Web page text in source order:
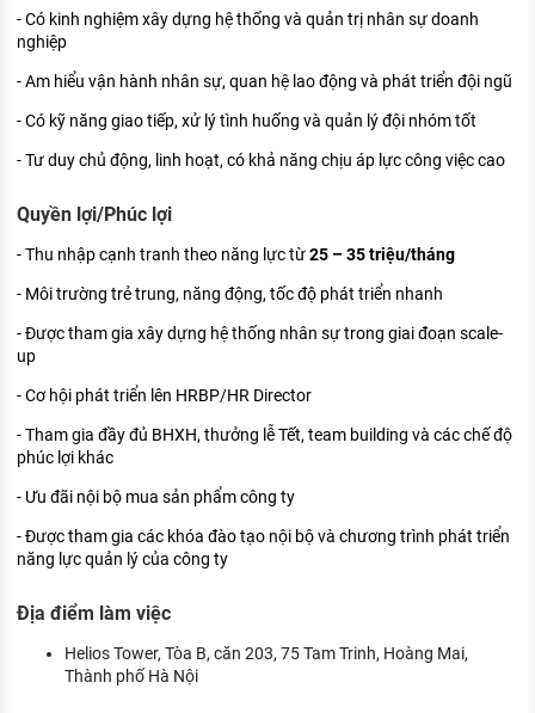
- Có kinh nghiệm xây dựng hệ thống và quản trị nhân sự doanh
nghiệp
- Am hiểu vận hành nhân sự, quan hệ lao động và phát triển đội ngũ
- Có kỹ năng giao tiếp, xử lý tình huống và quản lý đội nhóm tốt
- Tư duy chủ động, linh hoạt, có khả năng chịu áp lực công việc cao
Quyền lợi/Phúc lợi
- Thu nhập cạnh tranh theo năng lực từ25 – 35 triệu/tháng
- Môi trường trẻ trung, năng động, tốc độ phát triển nhanh
- Được tham gia xây dựng hệ thống nhân sự trong giai đoạn scale-
up
- Cơ hội phát triển lên HRBP/HR Director
- Tham gia đầy đủ BHXH, thưởng lễ Tết, team building và các chế độ
phúc lợi khác
- Ưu đãi nội bộ mua sản phẩm công ty
- Được tham gia các khóa đào tạo nội bộ và chương trình phát triển
năng lực quản lý của công ty
Địa điểm làm việc
Helios Tower, Tòa B, căn 203, 75 Tam Trinh, Hoàng Mai,
Thành phố Hà Nội